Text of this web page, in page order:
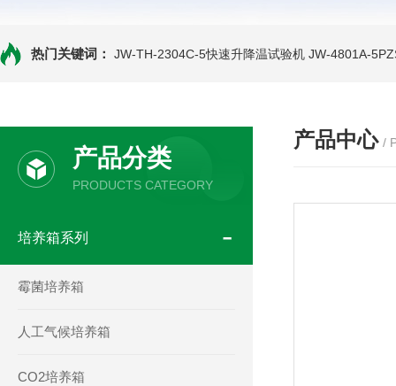
热门关键词： JW-TH-2304C-5快速升降温试验机 JW-4801A-
产品分类
PRODUCTS CATEGORY
培养箱系列
霉菌培养箱
人工气候培养箱
CO2培养箱
产品中心 /